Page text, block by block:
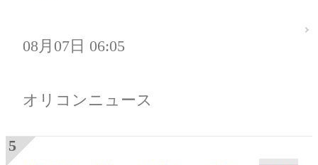
08月07日 06:05
オリコンニュース